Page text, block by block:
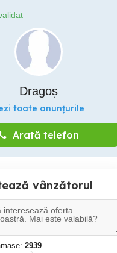
Dragoș
toate anunțurile
Arată telefon
vânzătorul
2939